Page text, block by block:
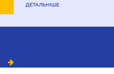
ДЕТАЛЬНІШЕ